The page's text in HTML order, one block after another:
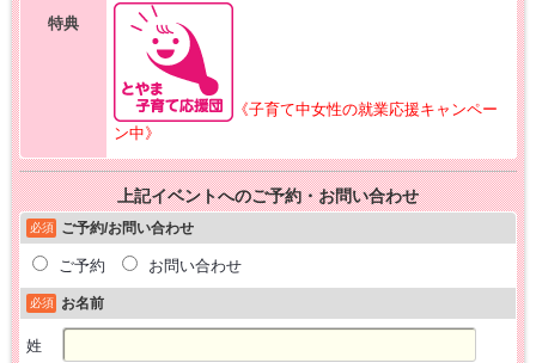
特典
《子育て中女性の就業応援キャンペー
ン中》
上記イベントへのご予約・お問い合わせ
必須 ご予約/お問い合わせ
ご予約 お問い合わせ
必須 お名前
姓